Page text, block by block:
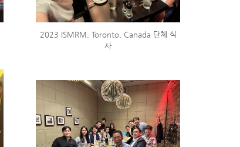
2023 ISMRM, Toronto, Canada 단체 식
사